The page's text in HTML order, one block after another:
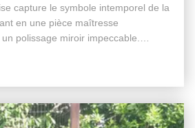
capture le symbole intemporel de la
en une pièce maîtresse
polissage miroir impeccable.
...